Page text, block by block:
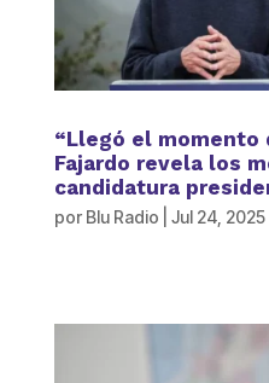
“Llegó el momento
Fajardo revela los
candidatura
por Blu Radio Jul 24, 2025